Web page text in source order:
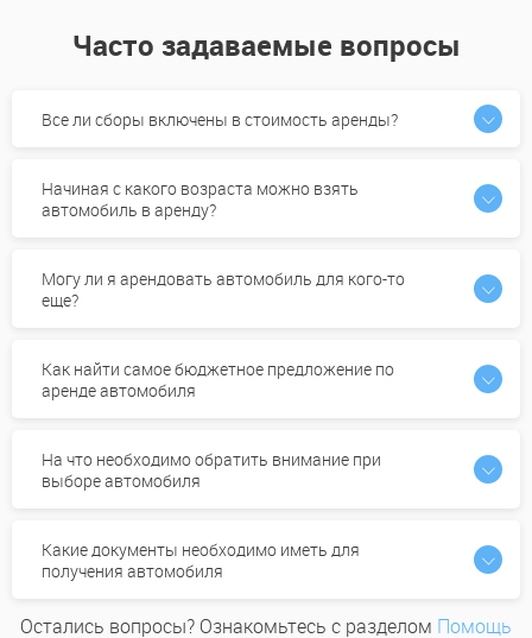
Часто задаваемые вопросы
Все ли сборы включены в стоимость аренды?
Начиная с какого возраста можно взять
автомобиль в аренду?
Могу ли я арендовать автомобиль для кого-то
еще?
Как найти самое бюджетное предложение по
аренде автомобиля
На что необходимо обратить внимание при
выборе автомобиля
Какие документы необходимо иметь для
получения автомобиля
Остались вопросы? Ознакомьтесь с разделом Помощь